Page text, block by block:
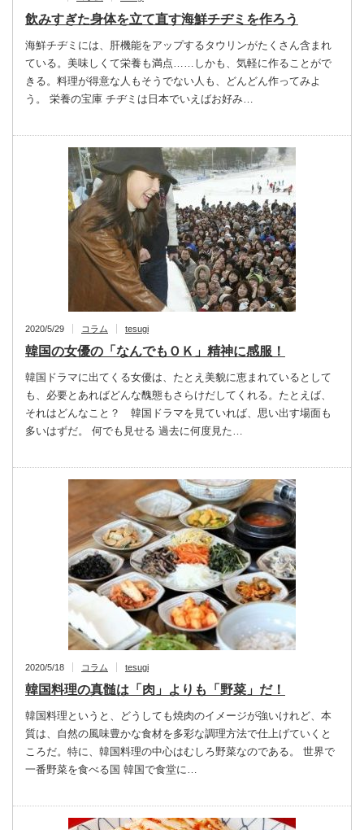
飲みすぎた身体を立て直す海鮮チヂミを作ろう
海鮮チヂミには、肝機能をアップするタウリンがたくさん含まれ
ている。美味しくて栄養も満点……しかも、気軽に作ることがで
きる。料理が得意な人もそうでない人も、どんどん作ってみよ
う。 栄養の宝庫 チヂミは日本でいえばお好み…
2020/5/29 コラム tesugi
韓国の女優の「なんでもＯＫ」精神に感服！
韓国ドラマに出てくる女優は、たとえ美貌に恵まれているとして
も、必要とあればどんな醜態もさらけだしてくれる。たとえば、
それはどんなこと？ 韓国ドラマを見ていれば、思い出す場面も
多いはずだ。 何でも見せる 過去に何度見た…
2020/5/18 コラム tesugi
韓国料理の真髄は「肉」よりも「野菜」だ！
韓国料理というと、どうしても焼肉のイメージが強いけれど、本
質は、自然の風味豊かな食材を多彩な調理方法で仕上げていくと
ころだ。特に、韓国料理の中心はむしろ野菜なのである。 世界で
一番野菜を食べる国 韓国で食堂に…